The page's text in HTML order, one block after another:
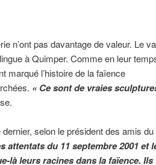
n’ont pas davantage de valeur. Le
à Quimper. Comme en leur
l’histoire de la faïence
« Ce sont de vraies
selon le président des amis du
attentats du 11 septembre 2001 et
là leurs racines dans la faïence. Ils